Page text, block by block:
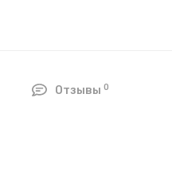
Отзывы 0